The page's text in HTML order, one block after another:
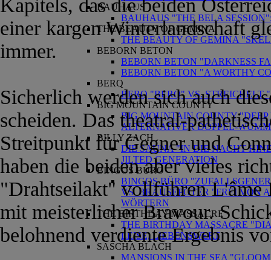
BAUHAUS
BAUHAUS "THE BELA
THE BEAUTY OF GEMINA
THE BEAUTY OF GEMINA
BEBORN BETON
BEBORN BETON "DARKNESS
BEBORN BETON "A WORTHY
BERQ
BERQ "BERQ" VS. STREICHELT
BIG MOUNTAIN COUNTY
BIG MOUNTAIN COUNTY
ALTERNATIVER DOPPEL-
BILLY ZACH
DIE SAUNA "IN DIE NACHT
JILTED GENERATION
BINGOS BÜRO
BINGOS BÜRO
VS. BRAUSEPÖTER "FREI VON
WÖRTERN
THE BIRTHDAY MASSACRE
THE BIRTHDAY MASSACRE
LEISE, LIEBENSWERT
SASCHA BLACH
MANSIONS IN THE SEA
Kapitels, das die beiden
einer kargen Winterlandschaft
immer.
Sicherlich werden sich auch
scheiden. Das theatral-
Streitpunkt für Gegner und
haben die beiden aber vieles
"Drahtseilakt" vollführen L'âme
mit meisterlicher Bravour.
belohnend verdiente Ergebnis